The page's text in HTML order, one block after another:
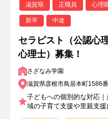
滋賀県 正職員 心理
新卒 中途
セラピスト（公認心
心理士）募集！
さざなみ学園
滋賀県彦根市鳥居本町1586
子どもへの個別的な対応
域の子育て支援や里親支援